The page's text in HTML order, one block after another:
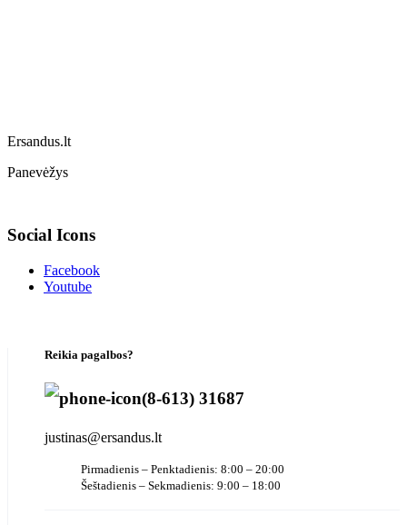
Ersandus.lt
Panevėžys
Social Icons
Facebook
Youtube
Reikia pagalbos?
(8-613) 31687
justinas@ersandus.lt
Pirmadienis – Penktadienis: 8:00 – 20:00
Šeštadienis – Sekmadienis: 9:00 – 18:00